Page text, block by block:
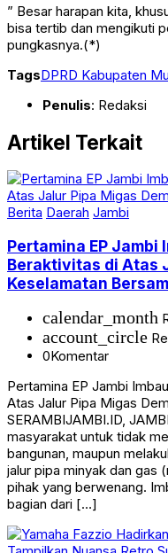
” Besar harapan kita,
bisa tertib dan mengikuti
pungkasnya.(*)
TagsDPRD Kabupaten
Penulis: Redaksi
Artikel Terkait
Berita Daerah Jambi
Pertamina EP
Beraktivitas di Atas
Keselamatan
calendar_month
account_circle
0Komentar
Pertamina EP Jambi
Atas Jalur Pipa Migas
SERAMBIJAMBI.ID,
masyarakat untuk tidak
bangunan, maupun
jalur pipa minyak dan gas
pihak yang berwenang.
bagian dari […]